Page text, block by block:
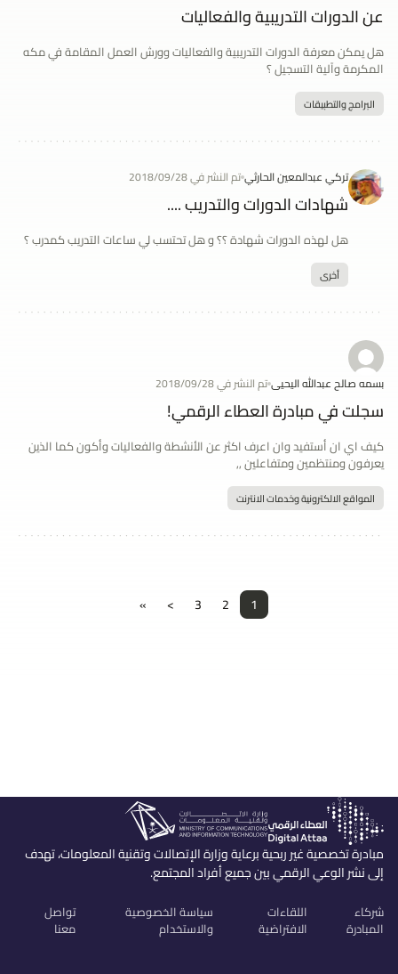
عن الدورات التدريبية والفعاليات
هل يمكن معرفة الدورات التدريبية والفعاليات وورش العمل المقامة في مكه
المكرمة وآلية التسجيل ؟
البرامج والتطبيقات
تركي عبدالمعين الحارثيتم النشر في 2018/09/28
شهادات الدورات والتدريب ....
هل لهذه الدورات شهادة ؟؟ و هل تحتسب لي ساعات التدريب كمدرب ؟
أخرى
بسمه صالح عبدالله اليحيىتم النشر في 2018/09/28
سجلت في مبادرة العطاء الرقمي!
كيف اي ان أستفيد وان اعرف اكثر عن الأنشطة والفعاليات وأكون كما الذين
يعرفون ومنتظمين ومتفاعلين ,,
المواقع الالكترونية وخدمات الانترنت
1
2
3
>
»
مبادرة تخصصية غير ربحية برعاية وزارة الإتصالات وتقنية المعلومات، تهدف
إلى نشر الوعي الرقمي بين جميع أفراد المجتمع.
شركاء
المبادرة
اللقاءات
الافتراضية
سياسة الخصوصية
والاستخدام
تواصل
معنا